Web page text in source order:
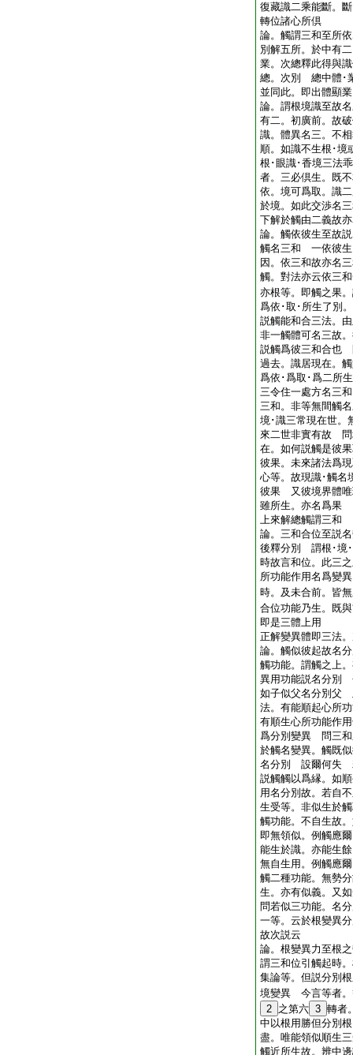
復藏識二乘能斷。
轉位諸心所倶
論。觸謂三和至所
別解五所。於中有
業。次總釋此得與
總。次別 總中體･
並同此。即出體顯
論。謂根境識至故
有二。初廣前。故
識。體異名三。不
順。如識不生根･境
根･眼識･香境三法
者。三必倶生。既
依。境可爲取。識
於境。如此交渉名
下解於觸由二義故
論。觸依彼生至故
觸名三和 一依彼
因。依三和故亦名
觸。對法亦云依
亦根等。即觸之果
爲依･取･所生了別
説觸能和合三法。
非一觸體可名三故
説觸爲彼三和合也
過去。識居現在。
爲依･爲取･爲二所
三令住一處方名三
三和。非等無間觸
境･識三常現在世。
來二世非實有故 問
在。如何説觸是彼
彼果。未來諸法爲
心等。故現識･觸名
彼果 又彼境界體唯
雖所生。亦名爲果
上來解總觸謂三和
論。三和合位至説
後釋分別 謂根･境
時故言和位。此三
所功能作用名爲變
時。及未合前。皆
合位功能乃生。既
即是三體上用
正解變異體即三法
論。觸似彼起故名
觸功能。謂觸之上
異用功能説名分別
如子似父名分別父
法。有能順起心所
有順生心所功能作
爲分別變異 問三和
於觸名變異。觸既
名分別 設爾何失
説觸觸以爲縁。如
用名分別故。若自
生受等。非似生於
觸功能。不自生故
即無領似。例觸應
能生於識。亦能生
無自生用。例觸應
觸二種功能。無勢
生。亦有似義。又
問若似三功能。名
一等。云於根變異
故次説云
論。根變異力至根
謂三和位引觸起時
集論等。但説分別
境變異 今言等者
2 之第六 3 轉者
中以根用勝但分別
盡。唯能領似順生
觸近所生故。辨中